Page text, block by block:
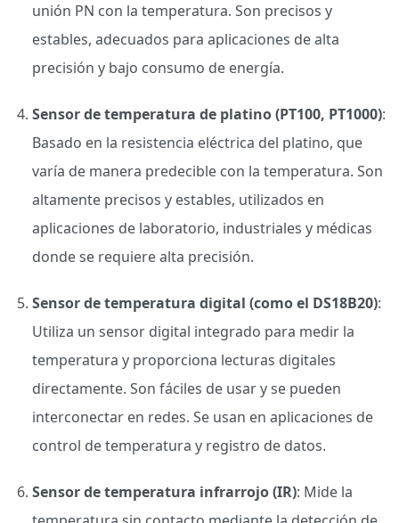
unión PN con la temperatura. Son precisos y
estables, adecuados para aplicaciones de alta
precisión y bajo consumo de energía.
Sensor de temperatura de platino (PT100, PT1000):
Basado en la resistencia eléctrica del platino, que
varía de manera predecible con la temperatura. Son
altamente precisos y estables, utilizados en
aplicaciones de laboratorio, industriales y médicas
donde se requiere alta precisión.
Sensor de temperatura digital (como el DS18B20):
Utiliza un sensor digital integrado para medir la
temperatura y proporciona lecturas digitales
directamente. Son fáciles de usar y se pueden
interconectar en redes. Se usan en aplicaciones de
control de temperatura y registro de datos.
Sensor de temperatura infrarrojo (IR): Mide la